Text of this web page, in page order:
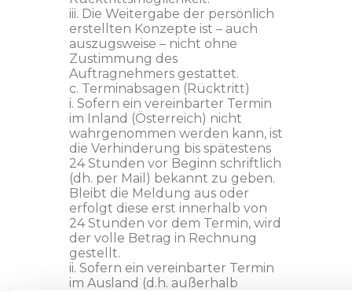
iii. Die Weitergabe der persönlich
erstellten Konzepte ist – auch
auszugsweise – nicht ohne
Zustimmung des
Auftragnehmers gestattet.
c. Terminabsagen (Rücktritt)
i. Sofern ein vereinbarter Termin
im Inland (Österreich) nicht
wahrgenommen werden kann, ist
die Verhinderung bis spätestens
24 Stunden vor Beginn schriftlich
(dh. per Mail) bekannt zu geben.
Bleibt die Meldung aus oder
erfolgt diese erst innerhalb von
24 Stunden vor dem Termin, wird
der volle Betrag in Rechnung
gestellt.
ii. Sofern ein vereinbarter Termin
im Ausland (d.h. außerhalb